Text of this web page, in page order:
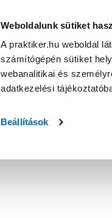
Weboldalunk sütiket
A praktiker.hu weboldal
számítógépén sütiket
webanalitikai és
adatkezelési
Beállítások